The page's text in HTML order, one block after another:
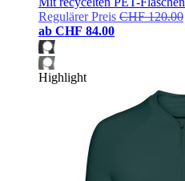
Regulärer Preis CHF 120.00
ab CHF 84.00
Highlight